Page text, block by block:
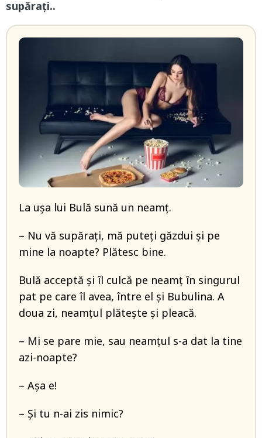
supăraţi..
La uşa lui Bulă sună un neamţ.
– Nu vă supăraţi, mă puteţi găzdui şi pe
mine la noapte? Plătesc bine.
Bulă acceptă şi îl culcă pe neamţ în singurul
pat pe care îl avea, între el şi Bubulina. A
doua zi, neamţul plăteşte şi pleacă.
– Mi se pare mie, sau neamţul s-a dat la tine
azi-noapte?
– Aşa e!
– Şi tu n-ai zis nimic?